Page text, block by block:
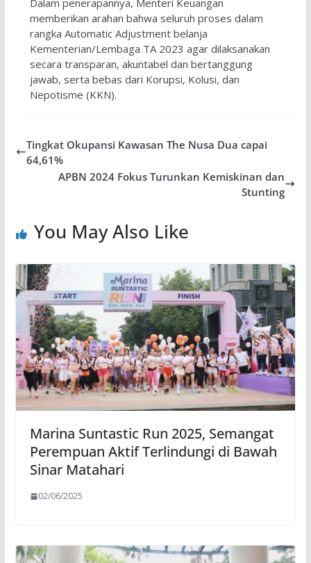
memberikan arahan bahwa seluruh proses dalam
rangka Automatic Adjustment belanja
Kementerian/Lembaga TA 2023 agar dilaksanakan
secara transparan, akuntabel dan bertanggung
jawab, serta bebas dari Korupsi, Kolusi, dan
Nepotisme (KKN).
Tingkat Okupansi Kawasan The Nusa Dua capai
64,61%
APBN 2024 Fokus Turunkan Kemiskinan dan
Stunting
You May Also Like
Marina Suntastic Run 2025, Semangat
Perempuan Aktif Terlindungi di Bawah
Sinar Matahari
02/06/2025